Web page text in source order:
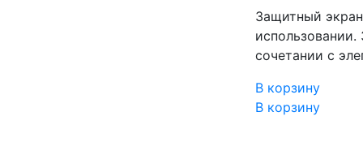
Защитный
сочетании с
В корзину
В корзину